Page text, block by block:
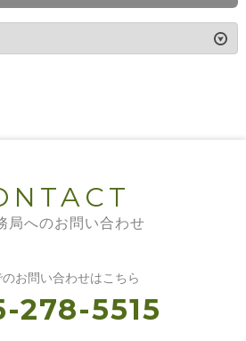
局へのお問い合わせ
お問い合わせはこちら
278-5515